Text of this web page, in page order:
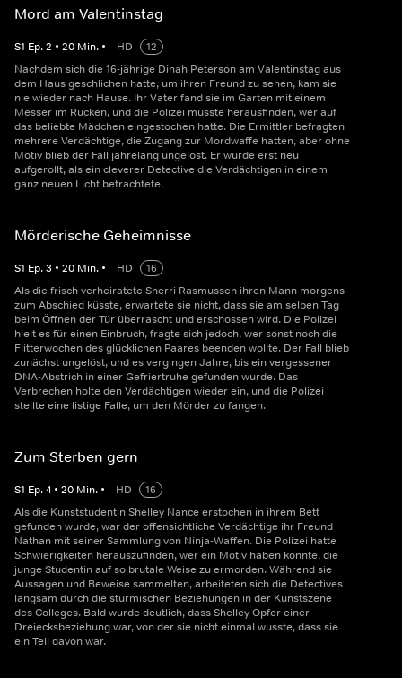
Mord am Valentinstag
S1 Ep.2 • 20 Min. • HD
12
Nachdem sich die 16-jährige Dinah Peterson am Valentinstag aus
dem Haus geschlichen hatte, um ihren Freund zu sehen, kam sie
nie wieder nach Hause. Ihr Vater fand sie im Garten mit einem
Messer im Rücken, und die Polizei musste herausfinden, wer auf
das beliebte Mädchen eingestochen hatte. Die Ermittler befragten
mehrere Verdächtige, die Zugang zur Mordwaffe hatten, aber ohne
Motiv blieb der Fall jahrelang ungelöst. Er wurde erst neu
aufgerollt, als ein cleverer Detective die Verdächtigen in einem
ganz neuen Licht betrachtete.
Mörderische Geheimnisse
S1 Ep.3 • 20 Min. • HD
16
Als die frisch verheiratete Sherri Rasmussen ihren Mann morgens
zum Abschied küsste, erwartete sie nicht, dass sie am selben Tag
beim Öffnen der Tür überrascht und erschossen wird. Die Polizei
hielt es für einen Einbruch, fragte sich jedoch, wer sonst noch die
Flitterwochen des glücklichen Paares beenden wollte. Der Fall blieb
zunächst ungelöst, und es vergingen Jahre, bis ein vergessener
DNA-Abstrich in einer Gefriertruhe gefunden wurde. Das
Verbrechen holte den Verdächtigen wieder ein, und die Polizei
stellte eine listige Falle, um den Mörder zu fangen.
Zum Sterben gern
S1 Ep.4 • 20 Min. • HD
16
Als die Kunststudentin Shelley Nance erstochen in ihrem Bett
gefunden wurde, war der offensichtliche Verdächtige ihr Freund
Nathan mit seiner Sammlung von Ninja-Waffen. Die Polizei hatte
Schwierigkeiten herauszufinden, wer ein Motiv haben könnte, die
junge Studentin auf so brutale Weise zu ermorden. Während sie
Aussagen und Beweise sammelten, arbeiteten sich die Detectives
langsam durch die stürmischen Beziehungen in der Kunstszene
des Colleges. Bald wurde deutlich, dass Shelley Opfer einer
Dreiecksbeziehung war, von der sie nicht einmal wusste, dass sie
ein Teil davon war.